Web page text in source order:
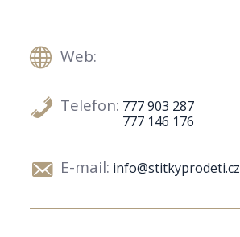
Web:
Telefon: 777 903 287
777 146 176
E-mail: info@stitkyprodeti.cz